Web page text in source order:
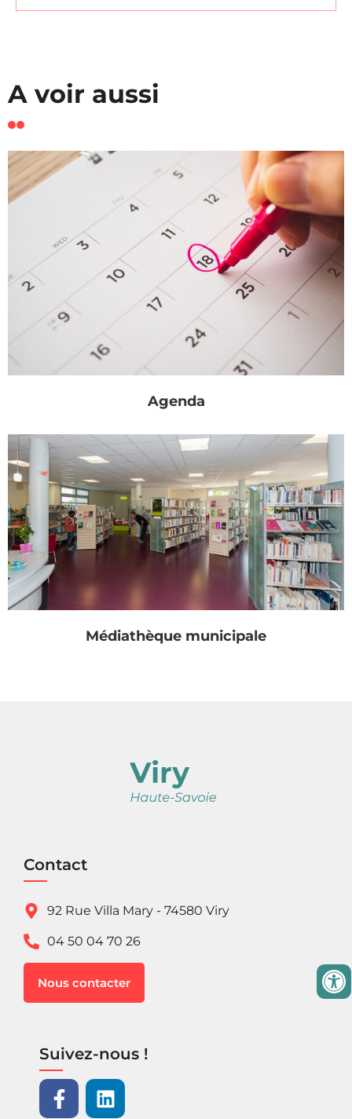
A voir aussi
Agenda
Médiathèque municipale
Contact
92 Rue Villa Mary - 74580 Viry
04 50 04 70 26
Nous contacter
Suivez-nous !